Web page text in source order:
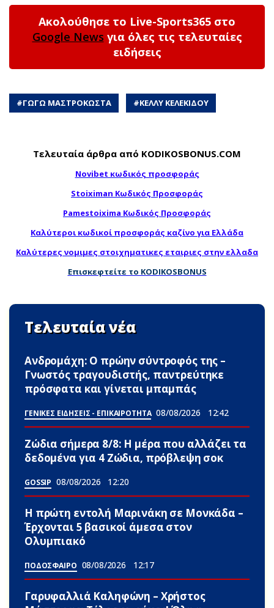
Ακολούθησε το Live-Sports365 στο
Google News για όλες τις τελευταίες
ειδήσεις
#ΓΩΓΩ ΜΑΣΤΡΟΚΩΣΤΑ #ΚΕΛΛΥ ΚΕΛΕΚΙΔΟΥ
Τελευταία άρθρα από KODIKOSBONUS.COM
Novibet κωδικός προσφοράς
Stoiximan Κωδικός Προσφοράς
Pamestoixima Κωδικός Προσφοράς
Καλύτεροι κωδικοί προσφοράς καζίνο για Ελλάδα
Καλύτερες νομιμες στοιχηματικες εταιριες στην ελλαδα
Επισκεφτείτε το KODIKOSBONUS
Τελευταία νέα
Ανδρομάχη: Ο πρώην σύντροφός της –
Γνωστός τραγουδιστής, παντρεύτηκε
πρόσφατα και γίνεται μπαμπάς
ΓΕΝΙΚΕΣ ΕΙΔΗΣΕΙΣ - ΕΠΙΚΑΙΡΟΤΗΤΑ 08/08/2026 12:42
Ζώδια σήμερα 8/8: Η μέρα που αλλάζει τα
δεδομένα για 4 Zώδια, πρόβλεψη σoκ
GOSSIP 08/08/2026 12:20
Η πρώτη εντολή Μαρινάκη σε Μονκάδα –
Έρχονται 5 βασικοί άμεσα στον
Ολυμπιακό
ΠΟΔΟΣΦΑΙΡΟ 08/08/2026 12:17
Γαρυφαλλιά Καληφώνη – Χρήστος